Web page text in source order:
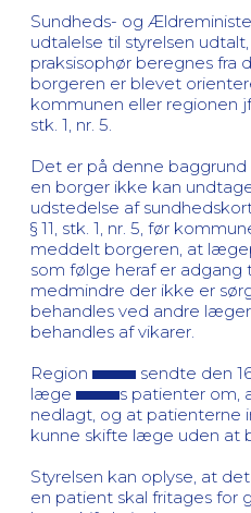
Sundheds- og
udtalelse til styrelsen
praksisophør beregnes fra
borgeren er blevet
kommunen eller regionen
stk. 1, nr. 5.
Det er på denne
en borger ikke kan
udstedelse af
§ 11, stk. 1, nr. 5, før
meddelt borgeren, at
som følge heraf er
medmindre der ikke er
behandles ved andre
behandles af vikarer.
Region
sendte den
læge
s patienter om,
nedlagt, og at patienterne
kunne skifte læge uden at
Styrelsen kan oplyse, at
en patient skal fritages for